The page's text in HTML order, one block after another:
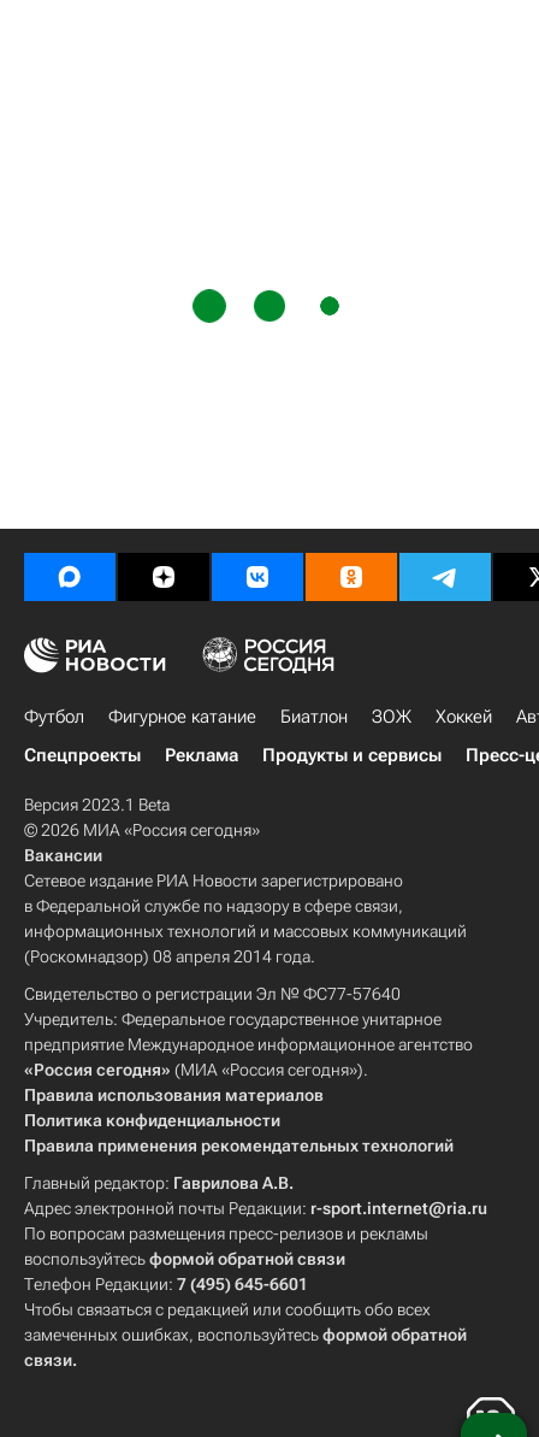
Футбол Фигурное катание Биатлон ЗОЖ Хоккей
Спецпроекты
Реклама Продукты и сервисы Пресс-
Версия 2023.1 Beta
© 2026 МИА «Россия сегодня»
Вакансии
Сетевое издание РИА Новости зарегистрировано
в Федеральной службе по надзору в сфере связи,
информационных технологий и массовых коммуникаций
(Роскомнадзор) 08 апреля 2014 года.
Свидетельство о регистрации Эл № ФС77-57640
Учредитель: Федеральное государственное унитарное
предприятие Международное информационное агентство
«Россия сегодня» (МИА «Россия сегодня»).
Правила использования материалов
Политика конфиденциальности
Правила применения рекомендательных технологий
Главный редактор: Гаврилова А.В.
Адрес электронной почты Редакции: r-sport.internet@ria.ru
По вопросам размещения пресс-релизов и рекламы
воспользуйтесьформой обратной связи
Телефон Редакции: 7 (495) 645-6601
Чтобы связаться с редакцией или сообщить обо всех
замеченных ошибках, воспользуйтесьформой обратной
связи.